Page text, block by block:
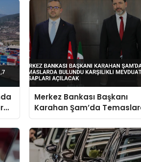
Merkez Bankası Başkanı
Karahan Şam’da
Bulundu Karşılıklı Mevduat
Hesapları Açılacak